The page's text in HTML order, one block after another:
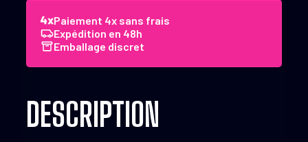
Trophy
ACP
Paiement 4x sans frais
Expédition en 48h
Emballage discret
DESCRIPTION